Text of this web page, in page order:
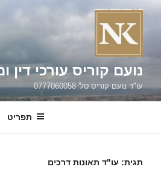
דילוג
נועם קוריס עורכי דין
עו"ד נועם קוריס טל' 0777060058
תפריט
תגית: עו"ד תאונות דרכים